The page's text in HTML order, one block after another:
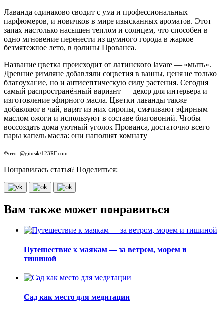
Лаванда одинаково сводит с ума и профессиональных
парфюмеров, и новичков в мире изысканных ароматов. Этот
запах настолько насыщен теплом и солнцем, что способен в
одно мгновение перенести из шумного города в жаркое
безмятежное лето, в долины Прованса.
Название цветка происходит от латинского lavare — «мыть».
Древние римляне добавляли соцветия в ванны, ценя не только
благоухание, но и антисептическую силу растения. Сегодня
самый распространённый вариант — декор для интерьера и
изготовление эфирного масла. Цветки лаванды также
добавляют в чай, варят из них сиропы, смачивают эфирным
маслом ожоги и используют в составе благовоний. Чтобы
воссоздать дома уютный уголок Прованса, достаточно всего
пары капель масла: они наполнят комнату.
Фото: @gitusik/123RF.com
Понравилась статья? Поделиться:
Вам также может понравиться
Путешествие к маякам — за ветром, морем и
тишиной
Сад как место для медитации